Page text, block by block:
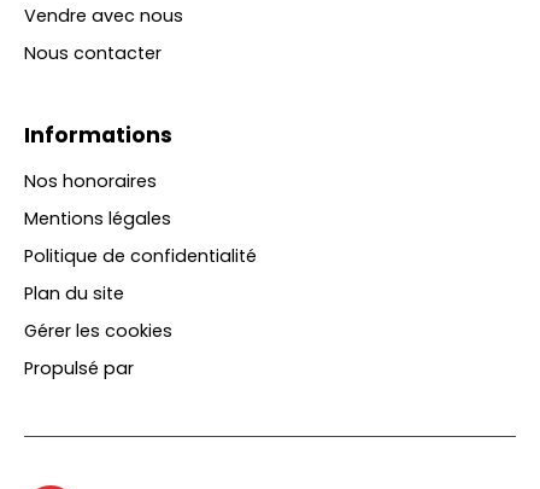
Vendre avec nous
Nous contacter
Informations
Nos honoraires
Mentions légales
Politique de confidentialité
Plan du site
Gérer les cookies
Propulsé par